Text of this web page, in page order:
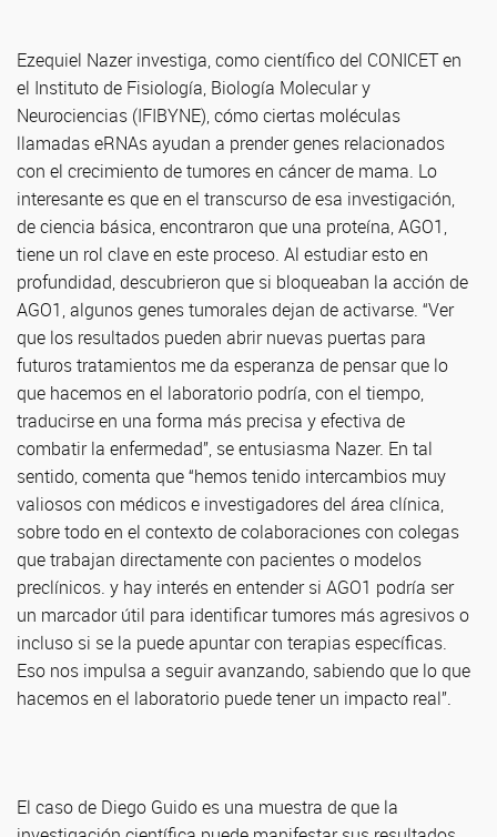
Ezequiel Nazer investiga, como científico del CONICET en
el Instituto de Fisiología, Biología Molecular y
Neurociencias (IFIBYNE), cómo ciertas moléculas
llamadas eRNAs ayudan a prender genes relacionados
con el crecimiento de tumores en cáncer de mama. Lo
interesante es que en el transcurso de esa investigación,
de ciencia básica, encontraron que una proteína, AGO1,
tiene un rol clave en este proceso. Al estudiar esto en
profundidad, descubrieron que si bloqueaban la acción de
AGO1, algunos genes tumorales dejan de activarse. “Ver
que los resultados pueden abrir nuevas puertas para
futuros tratamientos me da esperanza de pensar que lo
que hacemos en el laboratorio podría, con el tiempo,
traducirse en una forma más precisa y efectiva de
combatir la enfermedad”, se entusiasma Nazer. En tal
sentido, comenta que “hemos tenido intercambios muy
valiosos con médicos e investigadores del área clínica,
sobre todo en el contexto de colaboraciones con colegas
que trabajan directamente con pacientes o modelos
preclínicos. y hay interés en entender si AGO1 podría ser
un marcador útil para identificar tumores más agresivos o
incluso si se la puede apuntar con terapias específicas.
Eso nos impulsa a seguir avanzando, sabiendo que lo que
hacemos en el laboratorio puede tener un impacto real”.
El caso de Diego Guido es una muestra de que la